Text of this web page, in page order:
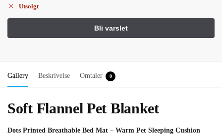
Utsolgt
Gallery Beskrivelse Omtaler 0
Soft Flannel Pet Blanket
Dots Printed Breathable Bed Mat – Warm Pet Sleeping Cushion